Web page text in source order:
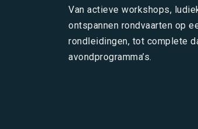
Van actieve workshops,
ontspannen rondvaarten op
rondleidingen, tot complete
avondprogramma’s.